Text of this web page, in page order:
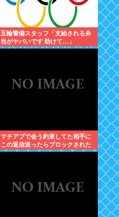
五輪警備スタッフ「支給される弁
当がヤバいです 助けて…」
マチアプで会う約束してた相手に
この返信送ったらブロックされた
んやが